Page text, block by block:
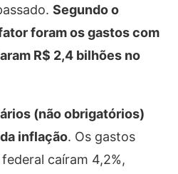
Segundo o
foram os gastos com
R$ 2,4 bilhões no
(não obrigatórios)
inflação. Os gastos
caíram 4,2%,